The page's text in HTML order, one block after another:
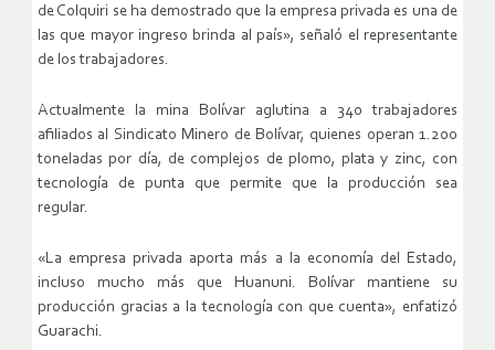
de Colquiri se ha demostrado que la empresa privada es una de
las que mayor ingreso brinda al país», señaló el representante
de los trabajadores.
Actualmente la mina Bolívar aglutina a 340 trabajadores
afiliados al Sindicato Minero de Bolívar, quienes operan 1.200
toneladas por día, de complejos de plomo, plata y zinc, con
tecnología de punta que permite que la producción sea
regular.
«La empresa privada aporta más a la economía del Estado,
incluso mucho más que Huanuni. Bolívar mantiene su
producción gracias a la tecnología con que cuenta», enfatizó
Guarachi.